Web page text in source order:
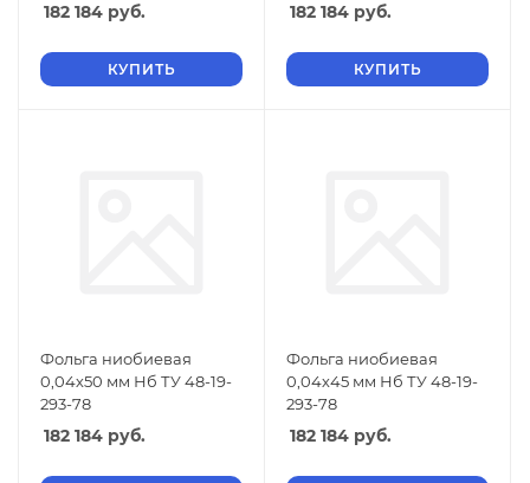
182 184 руб.
КУПИТЬ
182 184 руб.
КУПИТЬ
Фольга ниобиевая
0,04х50 мм Нб ТУ 48-19-
293-78
182 184 руб.
Фольга ниобиевая
0,04х45 мм Нб ТУ 48-19-
293-78
182 184 руб.